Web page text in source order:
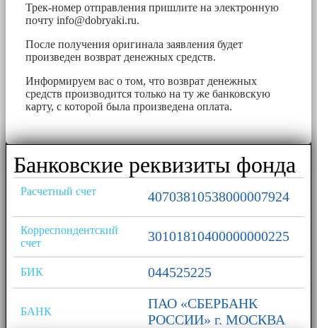
Трек-номер отправления пришлите на электронную
почту info@dobryaki.ru.
После получения оригинала заявления будет
произведен возврат денежных средств.
Информируем вас о том, что возврат денежных
средств производится только на ту же банковскую
карту, с которой была произведена оплата.
Банковские реквизиты фонда
Расчетный счет 40703810538000007924
Корреспондентский
счет
30101810400000000225
БИК 044525225
БАНК
ПАО «СБЕРБАНК
РОССИИ» г. МОСКВА